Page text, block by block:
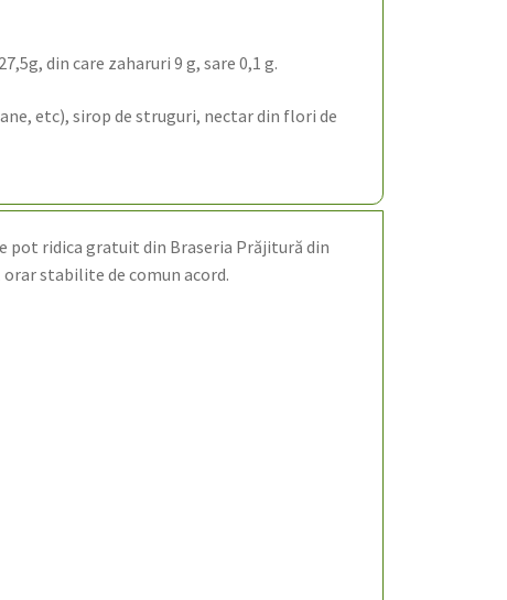
din care zaharuri 9 g, sare 0,1 g.
etc), sirop de struguri, nectar din flori de
pot ridica gratuit din Braseria Prăjitură din
orar stabilite de comun acord.